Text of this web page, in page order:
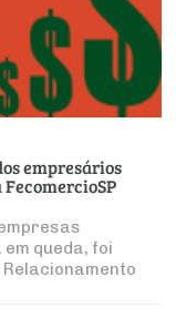
empresários
queda, foi